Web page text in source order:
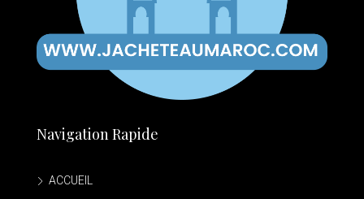
Navigation Rapide
ACCUEIL